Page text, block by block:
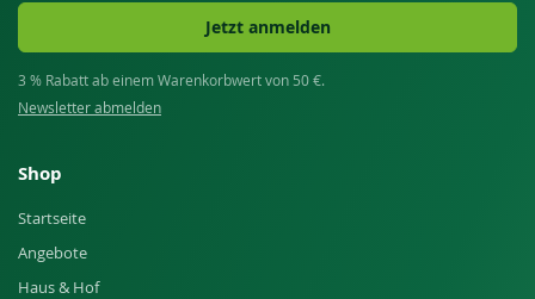
Jetzt anmelden
3 % Rabatt ab einem Warenkorbwert von 50 €.
Newsletter abmelden
Shop
Startseite
Angebote
Haus & Hof